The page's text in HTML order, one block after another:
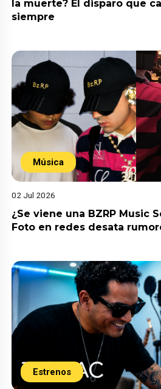
la muerte? El disparo que
siempre
Música
02 Jul 2026
¿Se viene una BZRP Music
Foto en redes desata
Estrenos